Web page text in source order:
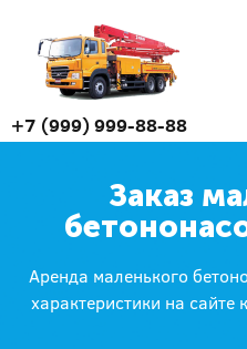
+7 (999) 999-88-88
Заказ
Аренда маленького
характеристики на